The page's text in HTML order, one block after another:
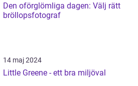
Den oförglömliga dagen: Välj rätt
bröllopsfotograf
14 maj 2024
Little Greene - ett bra miljöval